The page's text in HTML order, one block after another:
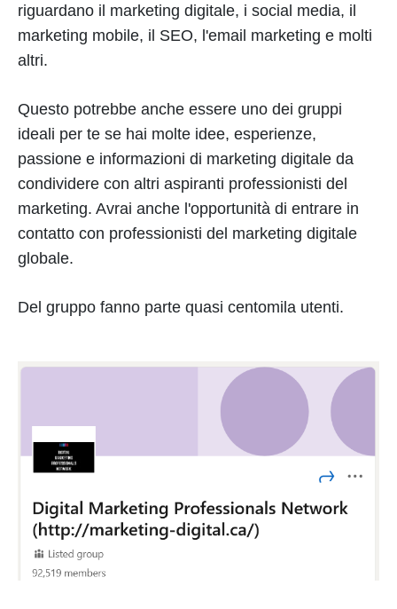
riguardano il marketing digitale, i social media, il
marketing mobile, il SEO, l'email marketing e molti
altri.
Questo potrebbe anche essere uno dei gruppi
ideali per te se hai molte idee, esperienze,
passione e informazioni di marketing digitale da
condividere con altri aspiranti professionisti del
marketing. Avrai anche l'opportunità di entrare in
contatto con professionisti del marketing digitale
globale.
Del gruppo fanno parte quasi centomila utenti.